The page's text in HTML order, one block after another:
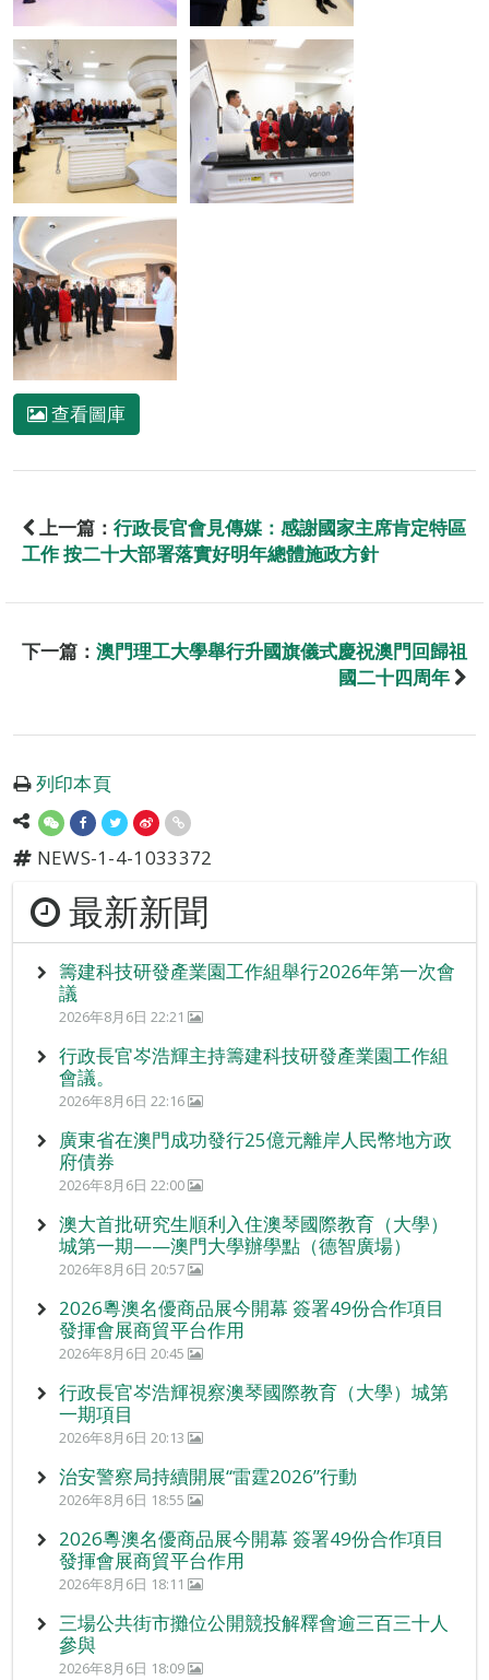
查看圖庫
上一篇： 行政長官會見傳媒：感謝國家主席肯定特區
工作 按二十大部署落實好明年總體施政方針
下一篇： 澳門理工大學舉行升國旗儀式慶祝澳門回歸祖
國二十四周年
列印本頁
NEWS-1-4-1033372
最新新聞
籌建科技研發產業園工作組舉行2026年第一次會
議
2026年8月6日 22:21
行政長官岑浩輝主持籌建科技研發產業園工作組
會議。
2026年8月6日 22:16
廣東省在澳門成功發行25億元離岸人民幣地方政
府債券
2026年8月6日 22:00
澳大首批研究生順利入住澳琴國際教育（大學）
城第一期——澳門大學辦學點（德智廣場）
2026年8月6日 20:57
2026粵澳名優商品展今開幕 簽署49份合作項目
發揮會展商貿平台作用
2026年8月6日 20:45
行政長官岑浩輝視察澳琴國際教育（大學）城第
一期項目
2026年8月6日 20:13
治安警察局持續開展“雷霆2026”行動
2026年8月6日 18:55
2026粵澳名優商品展今開幕 簽署49份合作項目
發揮會展商貿平台作用
2026年8月6日 18:11
三場公共街市攤位公開競投解釋會逾三百三十人
參與
2026年8月6日 18:09